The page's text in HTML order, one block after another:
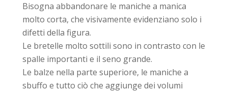
Bisogna abbandonare le maniche a manica
molto corta, che visivamente evidenziano solo i
difetti della figura.
Le bretelle molto sottili sono in contrasto con le
spalle importanti e il seno grande.
Le balze nella parte superiore, le maniche a
sbuffo e tutto ciò che aggiunge dei volumi